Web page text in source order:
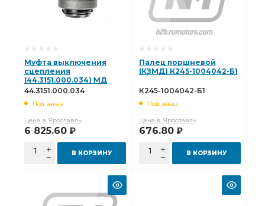
Муфта выключения
сцепления
(44.3151.000.034) МД
(Эксперт)
44.3151.000.034
Под заказ
Цена в Ярославль
6 825.60 Р
В КОРЗИНУ
Палец поршневой
(КЗМД) К245-1004042-Б1
К245-1004042-Б1
Под заказ
Цена в Ярославль
676.80 Р
В КОРЗИНУ